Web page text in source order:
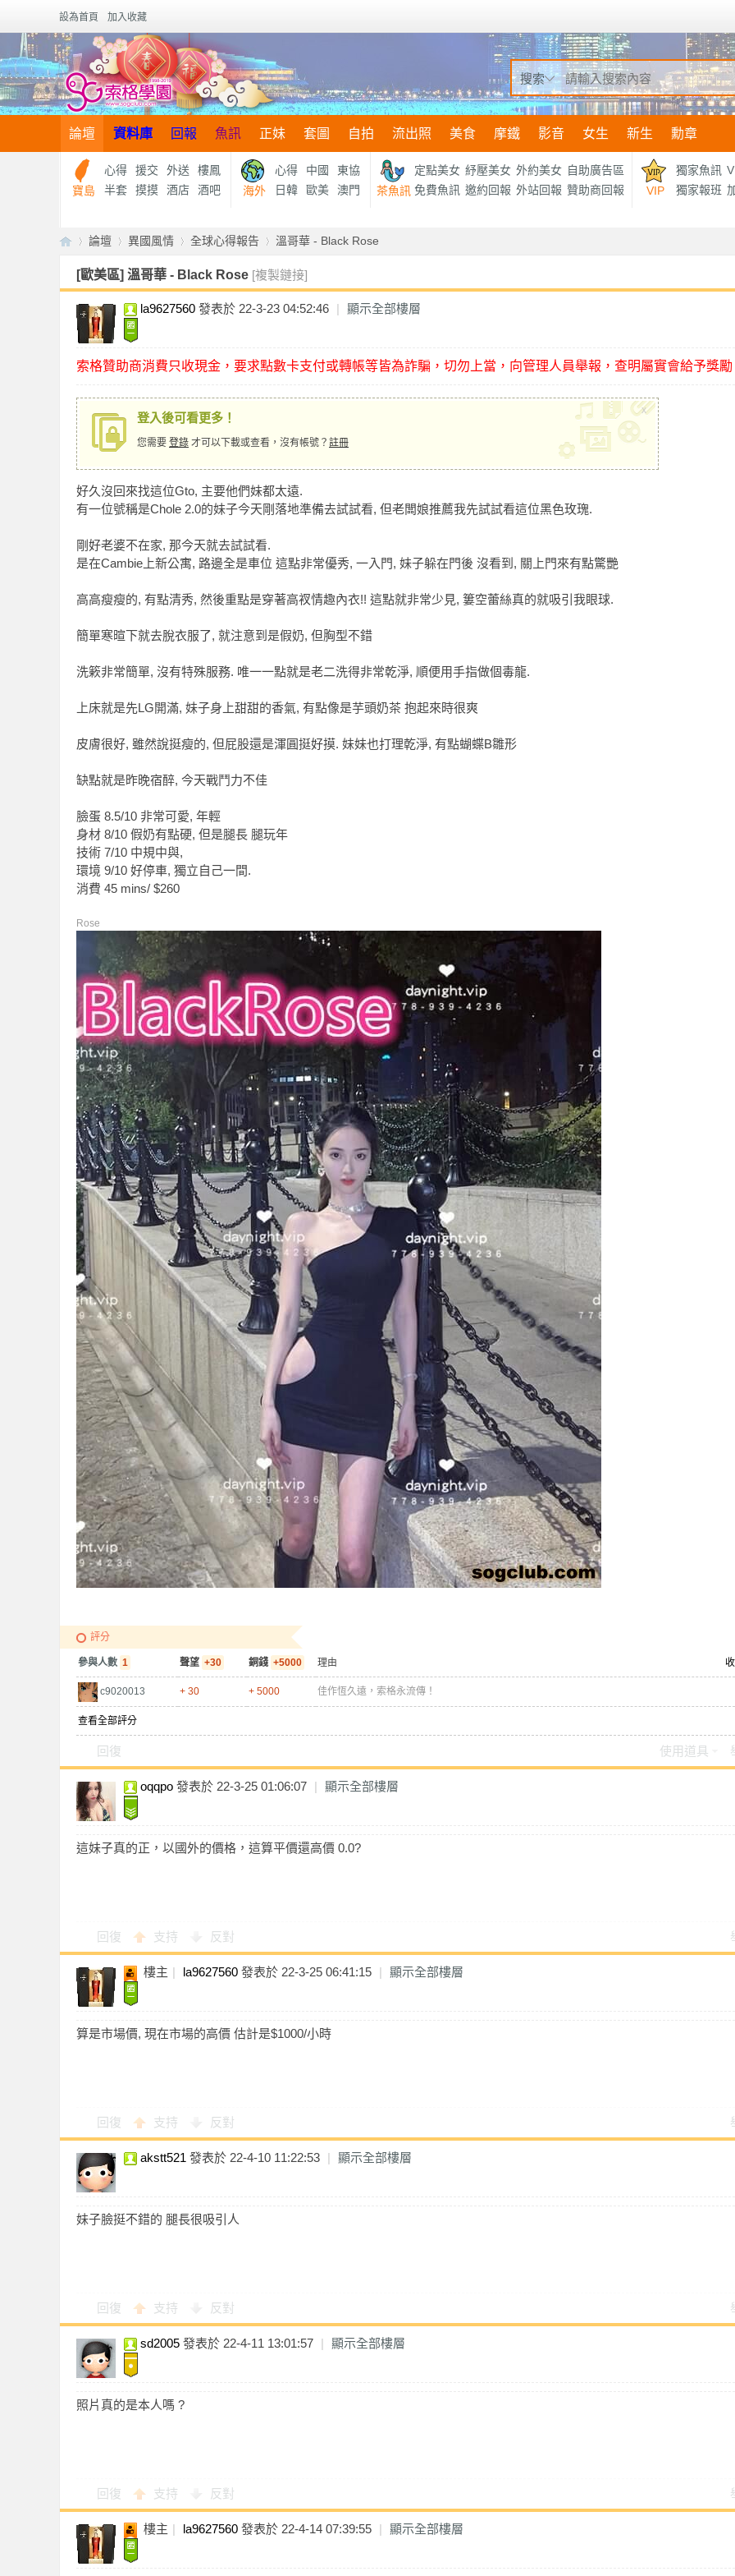
設為首頁 加入收藏
搜索
論壇 資料庫 回報 魚訊 正妹 套圖 自拍 流出照 美食 摩鐵 影音 女生 新生 勳章
寶島
心得 援交 外送
樓鳳
半套
摸摸 酒店 酒吧 海外
心得 中國
東協
日韓
歐美 澳門 茶魚訊
定點美女 紓壓美女 外約美女 自助廣告區
免費魚訊 邀約回報 外站回報 贊助商回報 VIP
獨家魚訊
獨家報班
獨
優
論壇
›
異國風情
›
全球心得報告
›
溫哥華 - Black Rose
[歐美區] 溫哥華 - Black Rose [複製鏈接]
la9627560 發表於 22-3-23 04:52:46 | 顯示全部樓層
索格贊助商消費只收現金，要求點數卡支付或轉帳等皆為詐騙，切勿上當，向管理人員舉報，查明屬實會給予獎勵
登入後可看更多！
您需要 登錄 才可以下載或查看，沒有帳號？ 註冊
x
好久沒回來找這位Gto, 主要他們妹都太遠.
有一位號稱是Chole 2.0的妹子今天剛落地準備去試試看, 但老闆娘推薦我先試試看這位黑色玫瑰.
剛好老婆不在家, 那今天就去試試看.
是在Cambie上新公寓, 路邊全是車位 這點非常優秀, 一入門, 妹子躲在門後 沒看到, 關上門來有點驚艷
高高瘦瘦的, 有點清秀, 然後重點是穿著高衩情趣內衣!! 這點就非常少見, 簍空蕾絲真的就吸引我眼球.
簡單寒暄下就去脫衣服了, 就注意到是假奶, 但胸型不錯
洗簌非常簡單, 沒有特殊服務. 唯一一點就是老二洗得非常乾淨, 順便用手指做個毒龍.
上床就是先LG開滿, 妹子身上甜甜的香氣, 有點像是芋頭奶茶 抱起來時很爽
皮膚很好, 雖然說挺瘦的, 但屁股還是渾圓挺好摸. 妹妹也打理乾淨, 有點蝴蝶B雛形
缺點就是昨晚宿醉, 今天戰鬥力不佳
臉蛋 8.5/10 非常可愛, 年輕
身材 8/10 假奶有點硬, 但是腿長 腿玩年
技術 7/10 中規中與,
環境 9/10 好停車, 獨立自己一間.
消費 45 mins/ $260
Rose
評分
參與人數 1 聲望 +30 銅錢 +5000 理由
c9020013 + 30 + 5000 佳作恆久遠，索格永流傳！
查看全部評分
回復 使用道具
oqqpo 發表於 22-3-25 01:06:07 | 顯示全部樓層
這妹子真的正，以國外的價格，這算平價還高價 0.0?
回復 支持 反對
樓主 | la9627560 發表於 22-3-25 06:41:15 | 顯示全部樓層
算是市場價, 現在市場的高價 估計是$1000/小時
回復 支持 反對
akstt521 發表於 22-4-10 11:22:53 | 顯示全部樓層
妹子臉挺不錯的 腿長很吸引人
回復 支持 反對
sd2005 發表於 22-4-11 13:01:57 | 顯示全部樓層
照片真的是本人嗎 ?
回復 支持 反對
樓主 | la9627560 發表於 22-4-14 07:39:55 | 顯示全部樓層